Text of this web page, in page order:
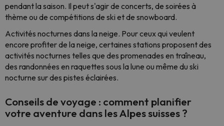
pendant la saison. Il peut s'agir de concerts, de soirées à
thème ou de compétitions de ski et de snowboard.
Activités nocturnes dans la neige. Pour ceux qui veulent
encore profiter de la neige, certaines stations proposent des
activités nocturnes telles que des promenades en traîneau,
des randonnées en raquettes sous la lune ou même du ski
nocturne sur des pistes éclairées.
Conseils de voyage : comment planifier
votre aventure dans les Alpes suisses ?